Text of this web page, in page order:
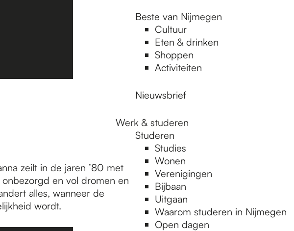
Beste van Nijmegen
Cultuur
Eten & drinken
Shoppen
Activiteiten
Nieuwsbrief
Werk & studeren
Studeren
Studies
Wonen
Verenigingen
Bijbaan
Uitgaan
Waarom studeren in Nijmegen
Open dagen
zeilt in de jaren ’80 met
en vol dromen en
alles, wanneer de
wordt.